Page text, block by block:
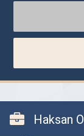
Haksan